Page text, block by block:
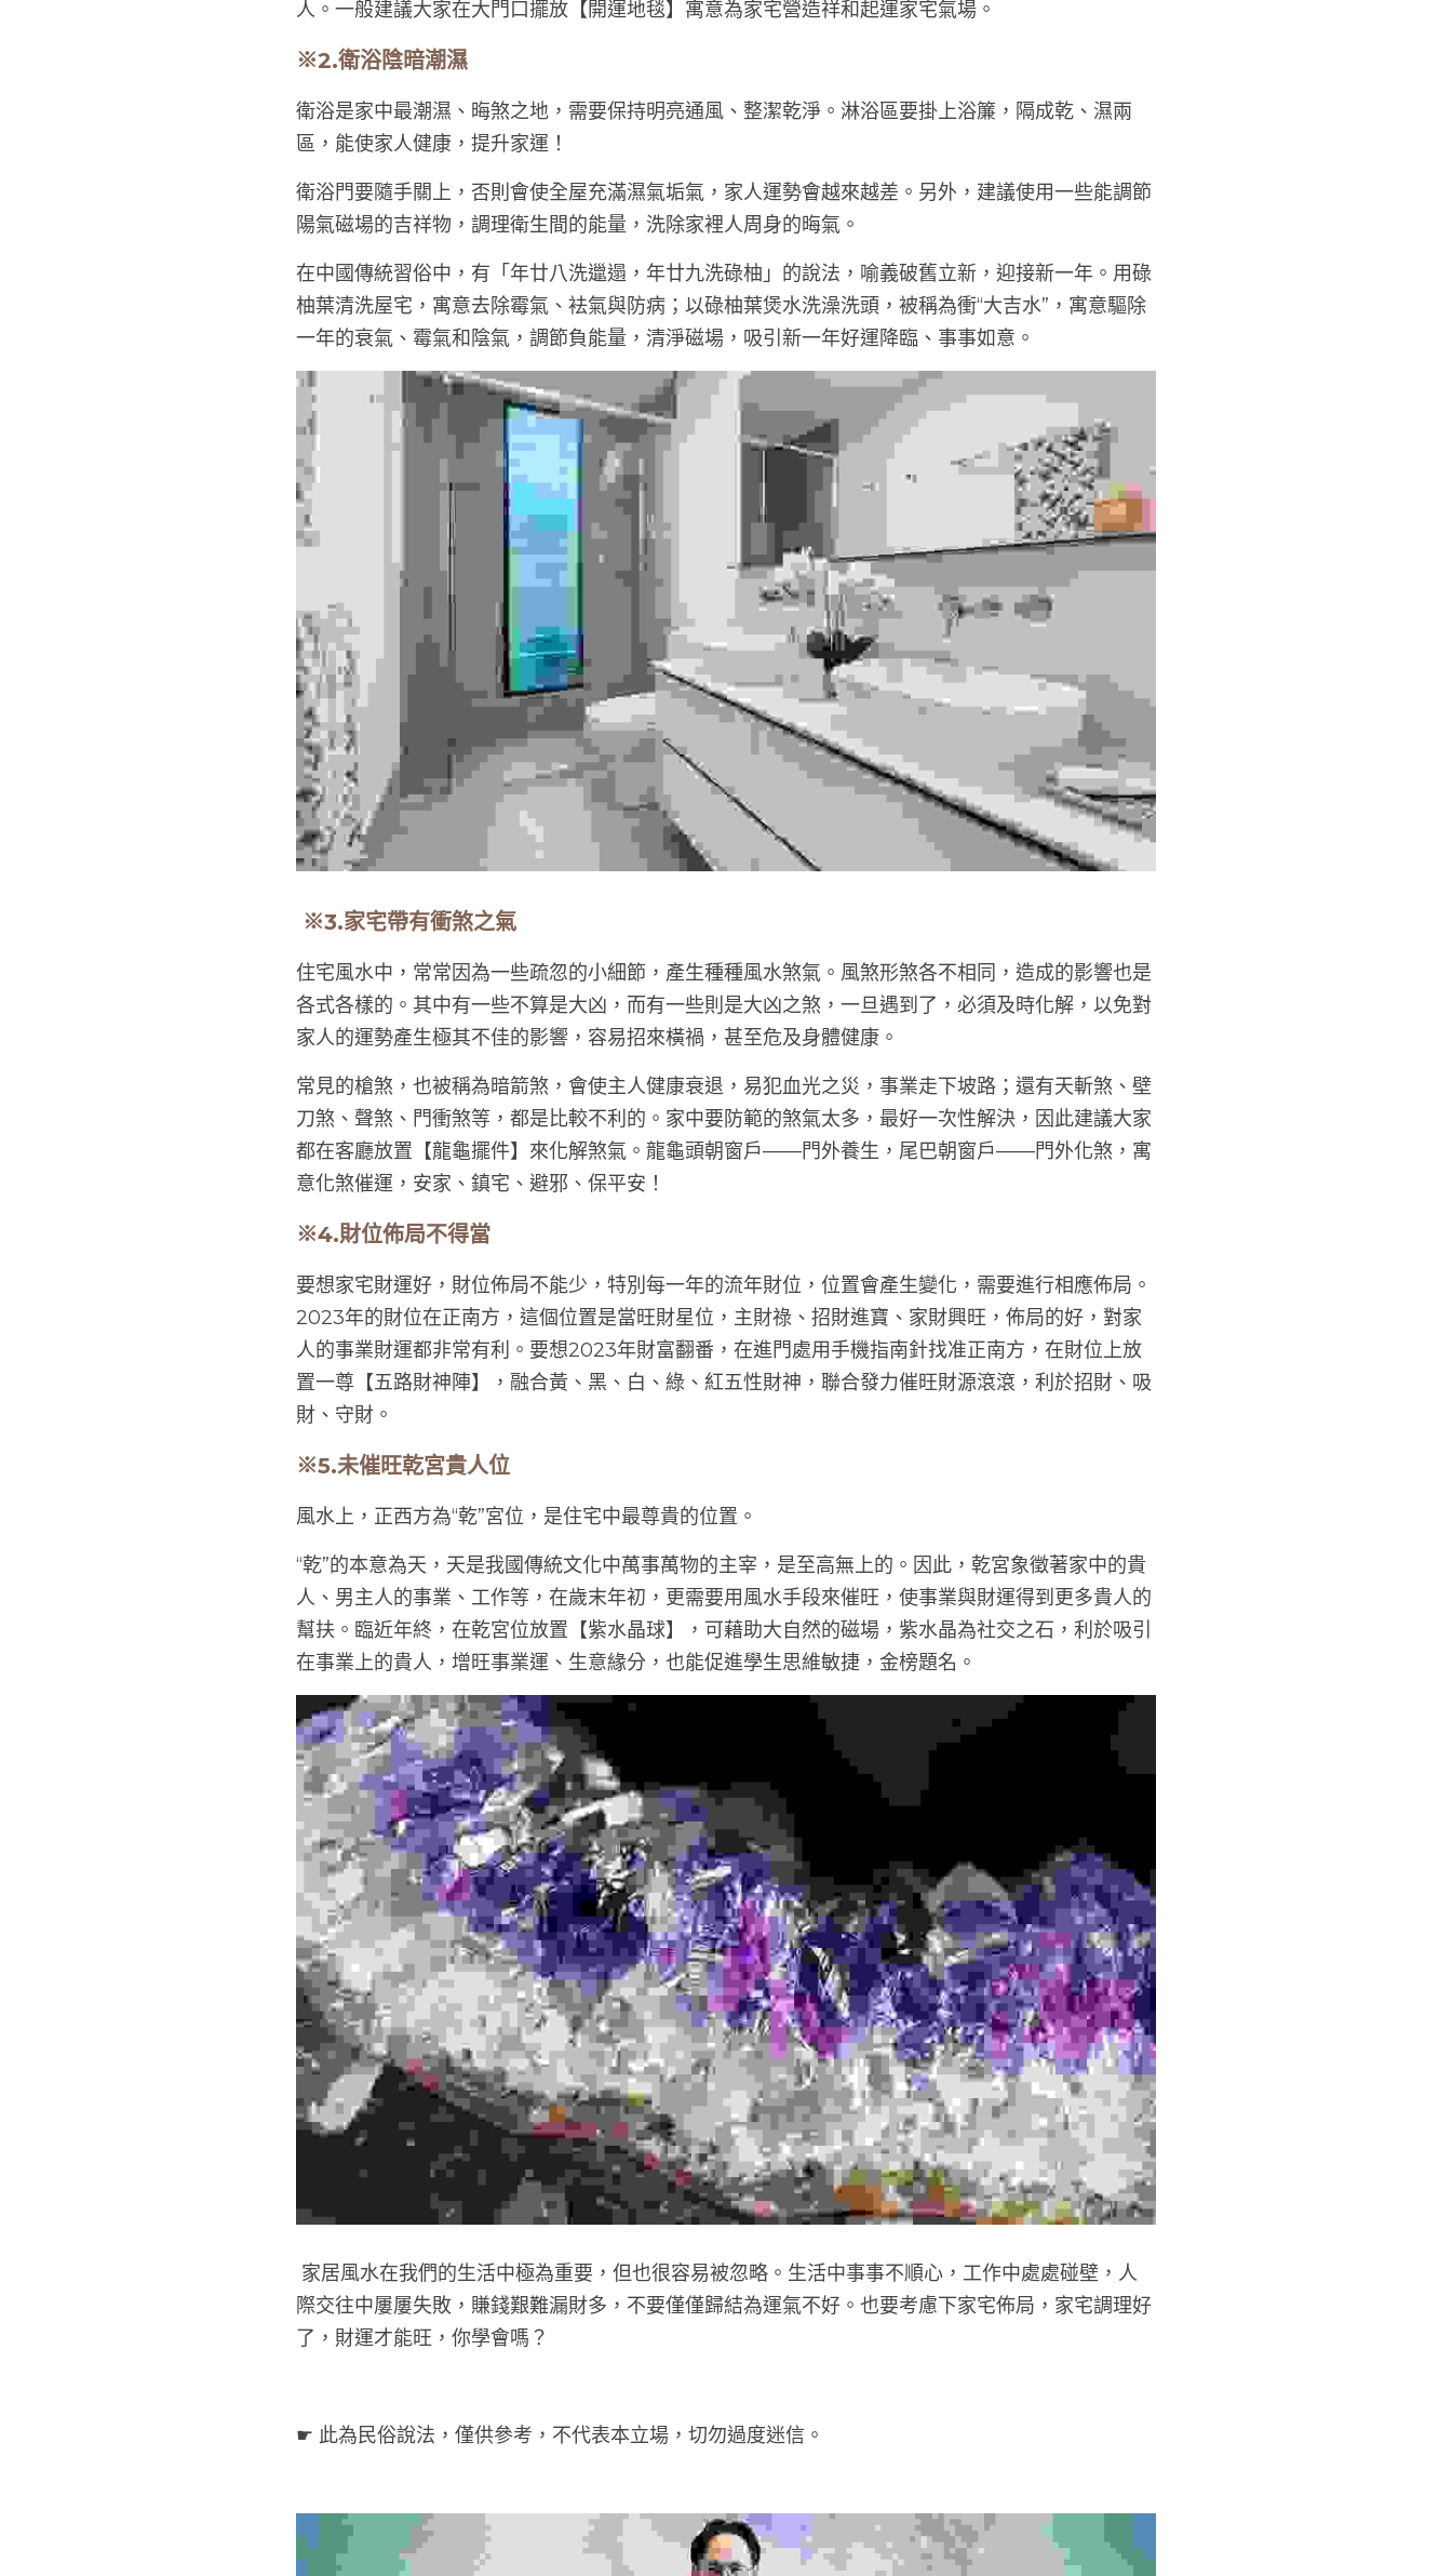
人。一般建議大家在大門口擺放【開運地毯】寓意為家宅營造祥和起運家宅氣場。
※2.衛浴陰暗潮濕
衛浴是家中最潮濕、晦煞之地，需要保持明亮通風、整潔乾淨。淋浴區要掛上浴簾，隔成乾、濕兩
區，能使家人健康，提升家運！
衛浴門要隨手關上，否則會使全屋充滿濕氣垢氣，家人運勢會越來越差。另外，建議使用一些能調節
陽氣磁場的吉祥物，調理衛生間的能量，洗除家裡人周身的晦氣。
在中國傳統習俗中，有「年廿八洗邋遢，年廿九洗碌柚」的說法，喻義破舊立新，迎接新一年。用碌
柚葉清洗屋宅，寓意去除霉氣、袪氣與防病；以碌柚葉煲水洗澡洗頭，被稱為衝“大吉水”，寓意驅除
一年的衰氣、霉氣和陰氣，調節負能量，清淨磁場，吸引新一年好運降臨、事事如意。
※3.家宅帶有衝煞之氣
住宅風水中，常常因為一些疏忽的小細節，產生種種風水煞氣。風煞形煞各不相同，造成的影響也是
各式各樣的。其中有一些不算是大凶，而有一些則是大凶之煞，一旦遇到了，必須及時化解，以免對
家人的運勢產生極其不佳的影響，容易招來橫禍，甚至危及身體健康。
常見的槍煞，也被稱為暗箭煞，會使主人健康衰退，易犯血光之災，事業走下坡路；還有天斬煞、壁
刀煞、聲煞、門衝煞等，都是比較不利的。家中要防範的煞氣太多，最好一次性解決，因此建議大家
都在客廳放置【龍龜擺件】來化解煞氣。龍龜頭朝窗戶——門外養生，尾巴朝窗戶——門外化煞，寓
意化煞催運，安家、鎮宅、避邪、保平安！
※4.財位佈局不得當
要想家宅財運好，財位佈局不能少，特別每一年的流年財位，位置會產生變化，需要進行相應佈局。
2023年的財位在正南方，這個位置是當旺財星位，主財祿、招財進寶、家財興旺，佈局的好，對家
人的事業財運都非常有利。要想2023年財富翻番，在進門處用手機指南針找准正南方，在財位上放
置一尊【五路財神陣】，融合黃、黑、白、綠、紅五性財神，聯合發力催旺財源滾滾，利於招財、吸
財、守財。
※5.未催旺乾宮貴人位
風水上，正西方為“乾”宮位，是住宅中最尊貴的位置。
“乾”的本意為天，天是我國傳統文化中萬事萬物的主宰，是至高無上的。因此，乾宮象徵著家中的貴
人、男主人的事業、工作等，在歲末年初，更需要用風水手段來催旺，使事業與財運得到更多貴人的
幫扶。臨近年終，在乾宮位放置【紫水晶球】，可藉助大自然的磁場，紫水晶為社交之石，利於吸引
在事業上的貴人，增旺事業運、生意緣分，也能促進學生思維敏捷，金榜題名。
家居風水在我們的生活中極為重要，但也很容易被忽略。生活中事事不順心，工作中處處碰壁，人
際交往中屢屢失敗，賺錢艱難漏財多，不要僅僅歸結為運氣不好。也要考慮下家宅佈局，家宅調理好
了，財運才能旺，你學會嗎？
☛ 此為民俗說法，僅供參考，不代表本立場，切勿過度迷信。